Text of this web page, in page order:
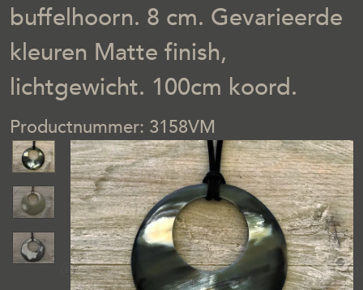
buffelhoorn. 8 cm. Gevarieerde
kleuren Matte finish,
lichtgewicht. 100cm koord.
Previous